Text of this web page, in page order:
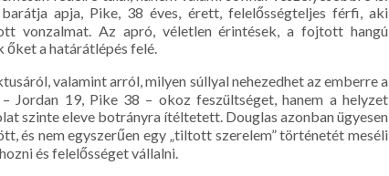
apja, Pike, 38 éves, érett, felelősségteljes férfi, aki
vonzalmat. Az apró, véletlen érintések, a fojtott hangú
őket a határátlépés felé.
valamint arról, milyen súllyal nehezedhet az emberre a
Jordan 19, Pike 38 – okoz feszültséget, hanem a helyzet
szinte eleve botrányra ítéltetett. Douglas azonban ügyesen
és nem egyszerűen egy „tiltott szerelem” történetét meséli
és felelősséget vállalni.